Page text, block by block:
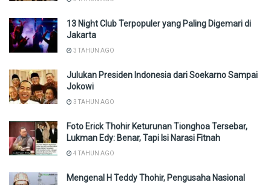
13 Night Club Terpopuler yang Paling Digemari di
Jakarta
3 TAHUN AGO
Julukan Presiden Indonesia dari Soekarno Sampai
Jokowi
3 TAHUN AGO
Foto Erick Thohir Keturunan Tionghoa Tersebar,
Lukman Edy: Benar, Tapi Isi Narasi Fitnah
4 TAHUN AGO
Mengenal H Teddy Thohir, Pengusaha Nasional